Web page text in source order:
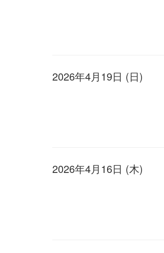
2026年4月19日 (日)
2026年4月16日 (木)